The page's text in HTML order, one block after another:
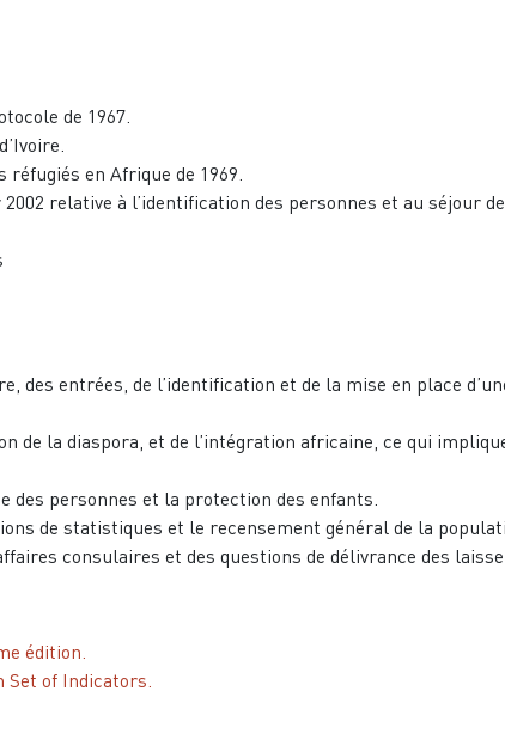
de 1967.
en Afrique de 1969.
relative à l’identification des personnes et au séjour
entrées, de l’identification et de la mise en place
la diaspora, et de l’intégration africaine, ce qui
des personnes et la protection des enfants.
de statistiques et le recensement général de la
consulaires et des questions de délivrance des
édition.
Set of Indicators.